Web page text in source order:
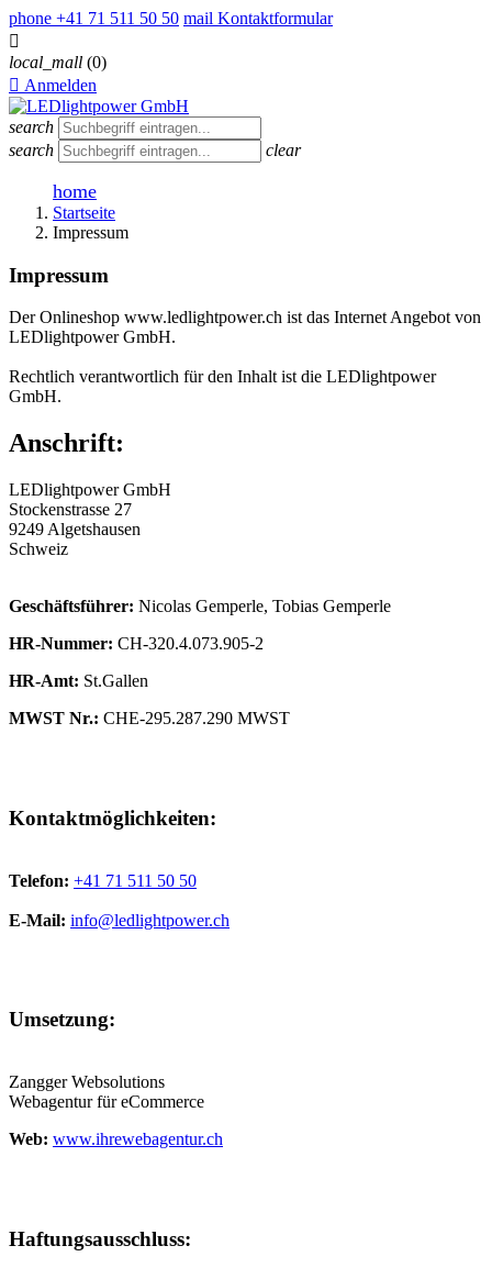
phone +41 71 511 50 50 mail Kontaktformular

local_mall (0)
 Anmelden
search
search
clear
home
Startseite
Impressum
Impressum
Der Onlineshop www.ledlightpower.ch ist das Internet Angebot von
LEDlightpower GmbH.
Rechtlich verantwortlich für den Inhalt ist die LEDlightpower
GmbH.
Anschrift:
LEDlightpower GmbH
Stockenstrasse 27
9249 Algetshausen
Schweiz
Geschäftsführer: Nicolas Gemperle, Tobias Gemperle
HR-Nummer: CH-320.4.073.905-2
HR-Amt: St.Gallen
MWST Nr.: CHE-295.287.290 MWST
Kontaktmöglichkeiten:
Telefon: +41 71 511 50 50
E-Mail: info@ledlightpower.ch
Umsetzung:
Zangger Websolutions
Webagentur für eCommerce
Web: www.ihrewebagentur.ch
Haftungsausschluss: